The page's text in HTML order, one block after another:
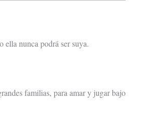
ella nunca podrá ser suya.
familias, para amar y jugar bajo